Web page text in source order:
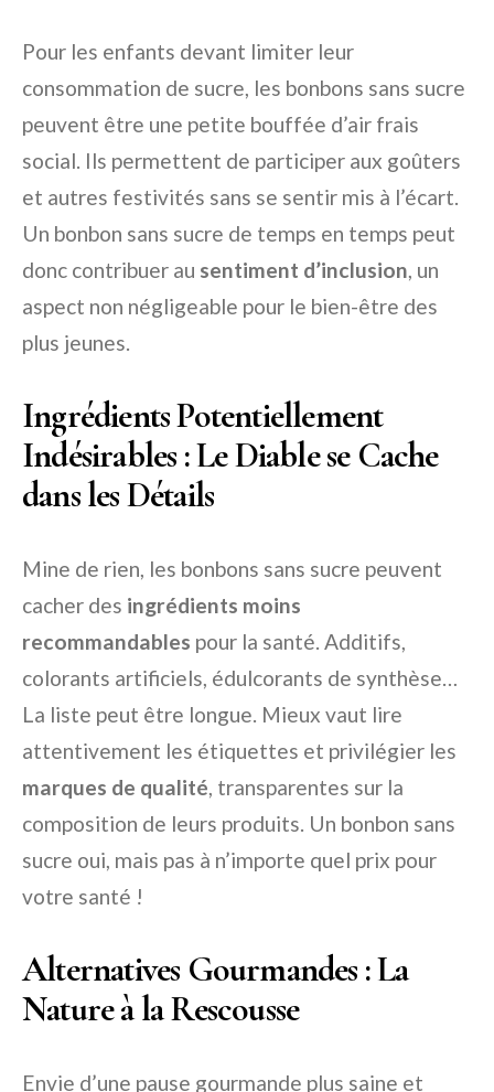
Pour les enfants devant limiter leur
consommation de sucre, les bonbons sans sucre
peuvent être une petite bouffée d’air frais
social. Ils permettent de participer aux goûters
et autres festivités sans se sentir mis à l’écart.
Un bonbon sans sucre de temps en temps peut
donc contribuer au sentiment d’inclusion, un
aspect non négligeable pour le bien-être des
plus jeunes.
Ingrédients Potentiellement
Indésirables : Le Diable se Cache
dans les Détails
Mine de rien, les bonbons sans sucre peuvent
cacher des ingrédients moins
recommandables pour la santé. Additifs,
colorants artificiels, édulcorants de synthèse…
La liste peut être longue. Mieux vaut lire
attentivement les étiquettes et privilégier les
marques de qualité, transparentes sur la
composition de leurs produits. Un bonbon sans
sucre oui, mais pas à n’importe quel prix pour
votre santé !
Alternatives Gourmandes : La
Nature à la Rescousse
Envie d’une pause gourmande plus saine et